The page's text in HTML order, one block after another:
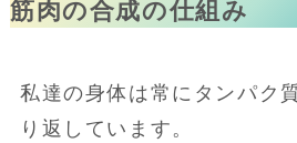
筋肉の合成の仕組み
私達の身体は常にタンパク
り返しています。